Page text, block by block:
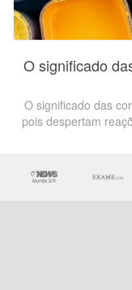
O significado
O significado das
pois despertam